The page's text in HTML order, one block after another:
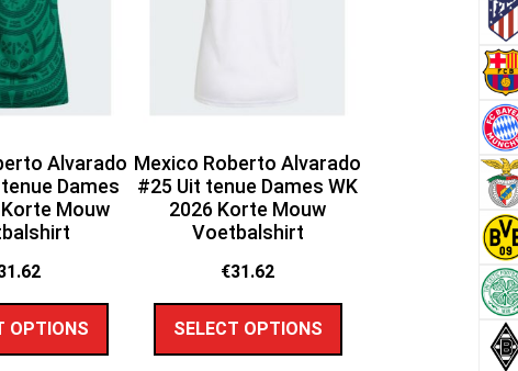
Alvarado
Dames
Mouw
OPTIONS
Mexico Roberto Alvarado
#25 Uit tenue Dames WK
2026 Korte Mouw
Voetbalshirt
€31.62
SELECT OPTIONS